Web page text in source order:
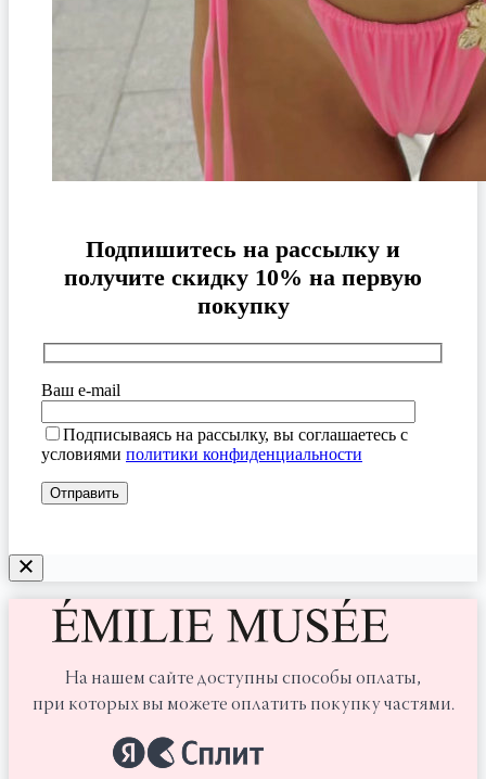
Подпишитесь на рассылку и
получите скидку 10% на первую
покупку
Ваш e-mail
Подписываясь на рассылку, вы соглашаетесь с
условиями политики конфиденциальности
На нашем сайте доступны способы оплаты,
при которых вы можете оплатить покупку частями.